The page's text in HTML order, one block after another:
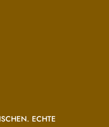
ECHTE